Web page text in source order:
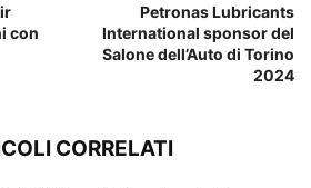
con
Petronas Lubricants
International sponsor del
Salone dell’Auto di Torino
2024
CORRELATI